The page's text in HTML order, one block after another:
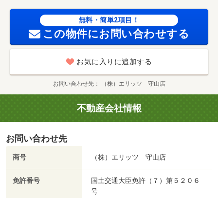
無料・簡単2項目！
この物件にお問い合わせする
お気に入りに追加する
お問い合わせ先 （株）エリッツ 守山店
不動産会社情報
お問い合わせ先
商号 （株）エリッツ 守山店
免許番号
国土交通大臣免許（７）第５２０６
号